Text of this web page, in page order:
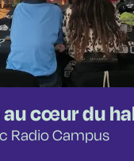
au cœur du
Radio Campus